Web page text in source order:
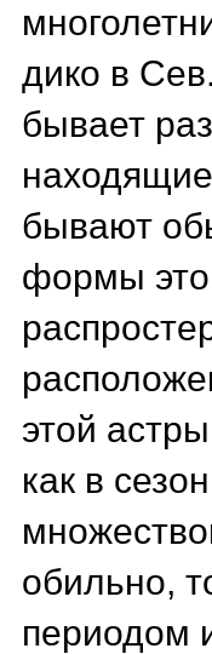
дико в
бывает
бывают
формы
этой
как в
обильно,
периодом